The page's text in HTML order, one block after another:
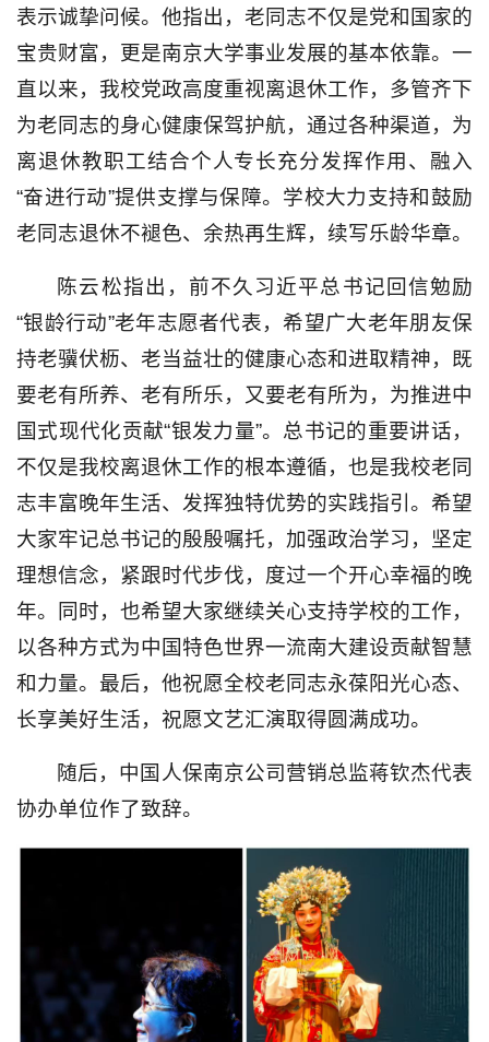
表示诚挚问候。他指出，老同志不仅是党和国家的
宝贵财富，更是南京大学事业发展的基本依靠。一
直以来，我校党政高度重视离退休工作，多管齐下
为老同志的身心健康保驾护航，通过各种渠道，为
离退休教职工结合个人专长充分发挥作用、融入
“奋进行动”提供支撑与保障。学校大力支持和鼓励
老同志退休不褪色、余热再生辉，续写乐龄华章。
陈云松指出，前不久习近平总书记回信勉励
“银龄行动”老年志愿者代表，希望广大老年朋友保
持老骥伏枥、老当益壮的健康心态和进取精神，既
要老有所养、老有所乐，又要老有所为，为推进中
国式现代化贡献“银发力量”。总书记的重要讲话，
不仅是我校离退休工作的根本遵循，也是我校老同
志丰富晚年生活、发挥独特优势的实践指引。希望
大家牢记总书记的殷殷嘱托，加强政治学习，坚定
理想信念，紧跟时代步伐，度过一个开心幸福的晚
年。同时，也希望大家继续关心支持学校的工作，
以各种方式为中国特色世界一流南大建设贡献智慧
和力量。最后，他祝愿全校老同志永葆阳光心态、
长享美好生活，祝愿文艺汇演取得圆满成功。
随后，中国人保南京公司营销总监蒋钦杰代表
协办单位作了致辞。